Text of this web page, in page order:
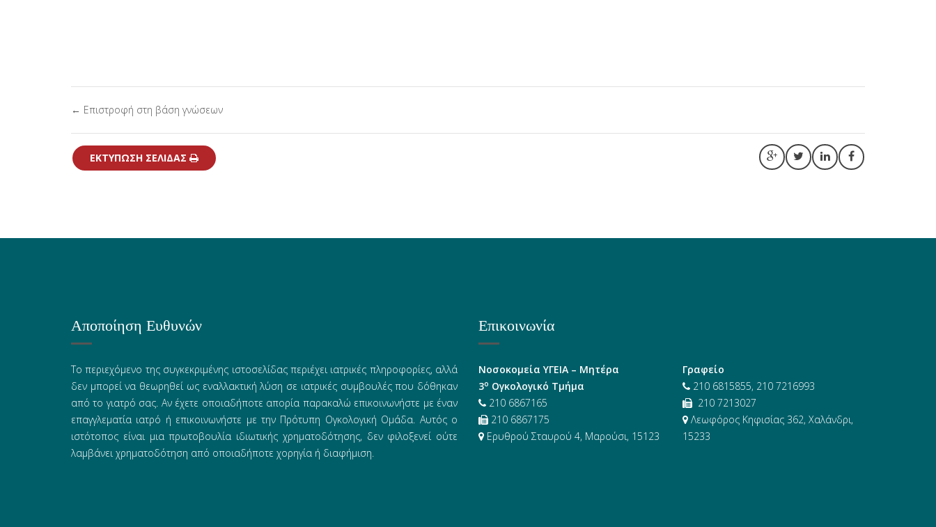
← Επιστροφή στη βάση γνώσεων
ΕΚΤΎΠΩΣΗ ΣΕΛΊΔΑΣ
Αποποίηση Ευθυνών
Το περιεχόμενο της συγκεκριμένης ιστοσελίδας περιέχει ιατρικές πληροφορίες, αλλά
δεν μπορεί να θεωρηθεί ως εναλλακτική λύση σε ιατρικές συμβουλές που δόθηκαν
από το γιατρό σας. Αν έχετε οποιαδήποτε απορία παρακαλώ επικοινωνήστε με έναν
επαγγλεματία ιατρό ή επικοινωνήστε με την Πρότυπη Ογκολογική Ομάδα. Αυτός ο
ιστότοπος είναι μια πρωτοβουλία ιδιωτικής χρηματοδότησης, δεν φιλοξενεί ούτε
λαμβάνει χρηματοδότηση από οποιαδήποτε χορηγία ή διαφήμιση.
Επικοινωνία
Νοσοκομεία ΥΓΕΙΑ – Μητέρα
3ο Ογκολογικό Τμήμα
210 6867165
210 6867175
Ερυθρού Σταυρού 4, Μαρούσι, 15123
Γραφείο
210 6815855, 210 7216993
210 7213027
Λεωφόρος Κηφισίας 362, Χαλάνδρι,
15233